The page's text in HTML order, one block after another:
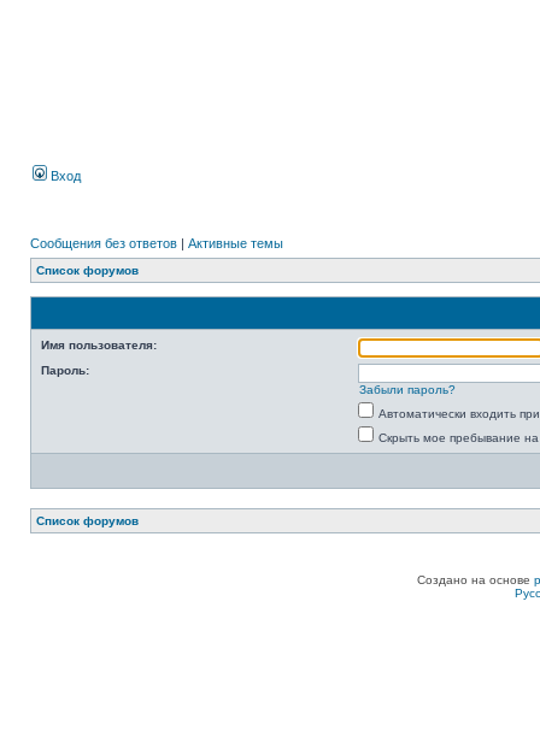
Вход
Сообщения без ответов | Активные темы
Список форумов
Имя пользователя:
Пароль:
Забыли пароль?
Автоматически входить
Скрыть мое пребывание
Список форумов
Создано на основе